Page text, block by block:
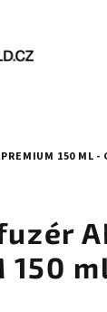
150 ML -
150